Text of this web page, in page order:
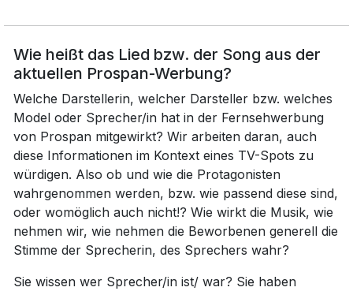
Wie heißt das Lied bzw. der Song aus der
aktuellen Prospan-Werbung?
Welche Darstellerin, welcher Darsteller bzw. welches
Model oder Sprecher/in hat in der Fernsehwerbung
von Prospan mitgewirkt? Wir arbeiten daran, auch
diese Informationen im Kontext eines TV-Spots zu
würdigen. Also ob und wie die Protagonisten
wahrgenommen werden, bzw. wie passend diese sind,
oder womöglich auch nicht!? Wie wirkt die Musik, wie
nehmen wir, wie nehmen die Beworbenen generell die
Stimme der Sprecherin, des Sprechers wahr?
Sie wissen wer Sprecher/in ist/ war? Sie haben